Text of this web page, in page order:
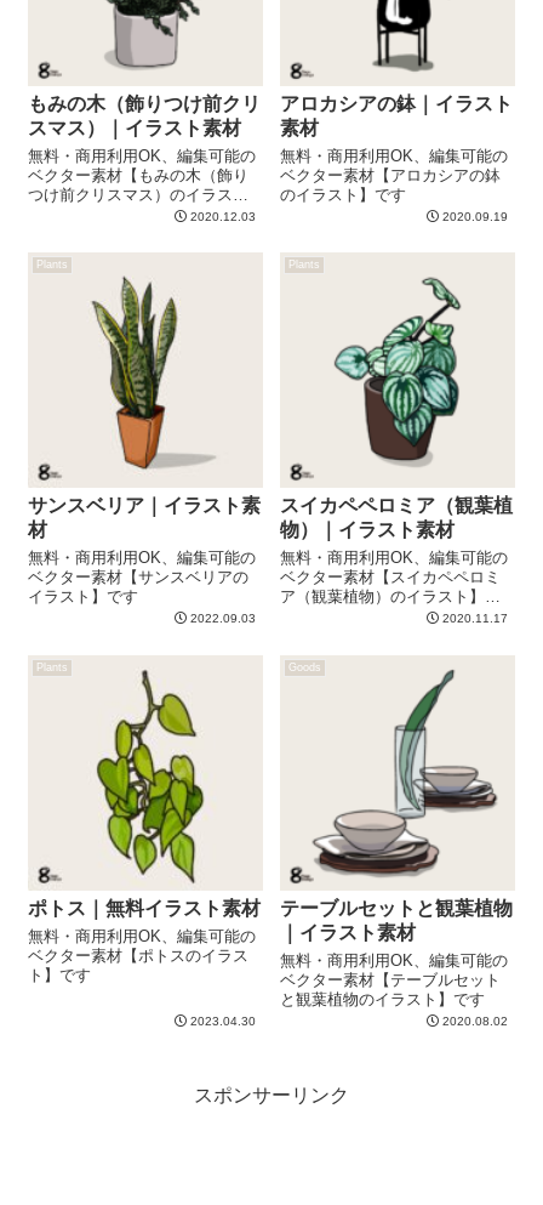
もみの木（飾りつけ前クリ
スマス）｜イラスト素材
無料・商用利用OK、編集可能の
ベクター素材【もみの木（飾り
つけ前クリスマス）のイラス
2020.12.03
アロカシアの鉢｜イラスト
素材
無料・商用利用OK、編集可能の
ベクター素材【アロカシアの鉢
のイラスト】です
2020.09.19
Plants
サンスベリア｜イラスト素
材
無料・商用利用OK、編集可能の
ベクター素材【サンスベリアの
イラスト】です
2022.09.03
Plants
スイカペペロミア（観葉植
物）｜イラスト素材
無料・商用利用OK、編集可能の
ベクター素材【スイカペペロミ
ア（観葉植物）のイラスト】で
2020.11.17
Plants
ポトス｜無料イラスト素材
無料・商用利用OK、編集可能の
ベクター素材【ポトスのイラス
ト】です
2023.04.30
Goods
テーブルセットと観葉植物
｜イラスト素材
無料・商用利用OK、編集可能の
ベクター素材【テーブルセット
と観葉植物のイラスト】です
2020.08.02
スポンサーリンク